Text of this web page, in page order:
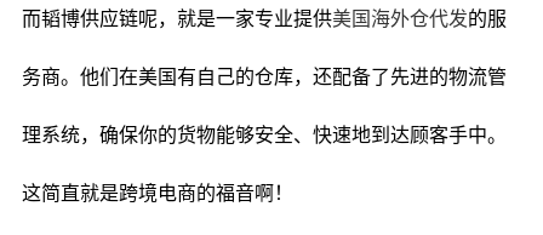
而韬博供应链呢，就是一家专业提供美国海外仓代发的服
务商。他们在美国有自己的仓库，还配备了先进的物流管
理系统，确保你的货物能够安全、快速地到达顾客手中。
这简直就是跨境电商的福音啊！